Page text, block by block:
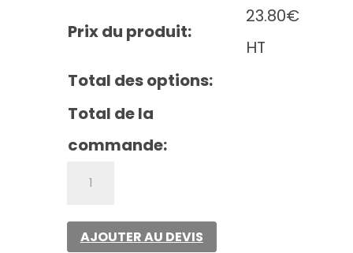
Prix du produit:
23.80€
HT
Total des options:
Total de la
commande:
Jacques
Coton
AJOUTER AU DEVIS